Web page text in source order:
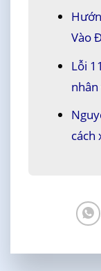
Vào
Lỗi
nhân
cách